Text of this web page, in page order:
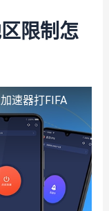
限制怎
速器打FIFA